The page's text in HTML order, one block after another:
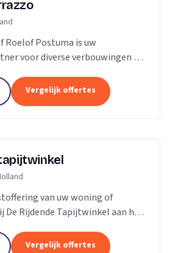
Roelof Postuma is uw
voor diverse verbouwingen en
van badkamers, het plaatsen van
Vergelijk offertes
van uw woning of
De Rijdende Tapijtwinkel aan het
'up to date' collectie...
Vergelijk offertes